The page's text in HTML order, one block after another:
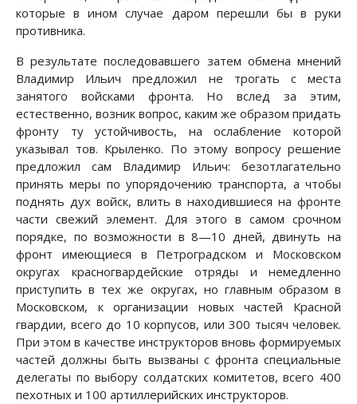
которые в ином случае даром перешли бы в руки
противника.
В результате последовавшего затем обмена мнений
Владимир Ильич предложил не трогать с места
занятого войсками фронта. Но вслед за этим,
естественно, возник вопрос, каким же образом придать
фронту ту устойчивость, на ослабление которой
указывал тов. Крыленко. По этому вопросу решение
предложил сам Владимир Ильич: безотлагательно
принять меры по упорядочению транспорта, а чтобы
поднять дух войск, влить в находившиеся на фронте
части свежий элемент. Для этого в самом срочном
порядке, по возможности в 8—10 дней, двинуть на
фронт имеющиеся в Петроградском и Московском
округах красногвардейские отряды и немедленно
приступить в тех же округах, но главным образом в
Московском, к организации новых частей Красной
гвардии, всего до 10 корпусов, или 300 тысяч человек.
При этом в качестве инструкторов вновь формируемых
частей должны быть вызваны с фронта специальные
делегаты по выбору солдатских комитетов, всего 400
пехотных и 100 артиллерийских инструкторов.